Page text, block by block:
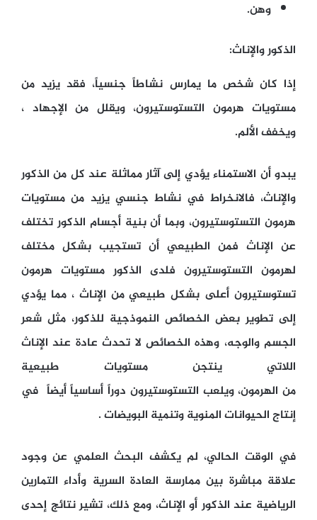
وهن.
الذكور والإناث:
إذا كان شخص ما يمارس نشاطاً جنسياً، فقد يزيد من
مستويات هرمون التستوستيرون، ويقلل من الإجهاد ،
ويخفف الألم.
يبدو أن الاستمناء يؤدي إلى آثار مماثلة عند كل من الذكور
والإناث، فالانخراط في نشاط جنسي يزيد من مستويات
هرمون التستوستيرون، وبما أن بنية أجسام الذكور تختلف
عن الإناث فمن الطبيعي أن تستجيب بشكل مختلف
لهرمون التستوستيرون فلدى الذكور مستويات هرمون
تستوستيرون أعلى بشكل طبيعي من الإناث ، مما يؤدي
إلى تطوير بعض الخصائص النموذجية للذكور، مثل شعر
الجسم والوجه، وهذه الخصائص لا تحدث عادة عند الإناث
اللاتي ينتجن مستويات طبيعية
من الهرمون، ويلعب التستوستيرون دوراً أساسياً أيضاً في
إنتاج الحيوانات المنوية وتنمية البويضات .
في الوقت الحالي، لم يكشف البحث العلمي عن وجود
علاقة مباشرة بين ممارسة العادة السرية وأداء التمارين
الرياضية عند الذكور أو الإناث، ومع ذلك، تشير نتائج إحدى